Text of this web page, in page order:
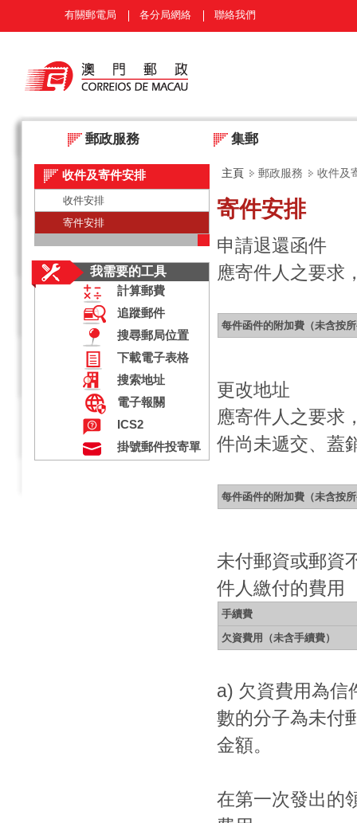
有關郵電局 各分局網絡 聯絡我們
郵政服務 集郵
收件及寄件安排
收件安排
寄件安排
我需要的工具
計算郵費
追蹤郵件
搜尋郵局位置
下載電子表格
搜索地址
電子報關
ICS2
掛號郵件投寄單
主頁 郵政服務 收件及
寄件安排
申請退還函件
應寄件人之要求
每件函件的附加費（未含按
更改地址
應寄件人之要求
件尚未遞交、蓋
每件函件的附加費（未含按
未付郵資或郵資
件人繳付的費用
手續費
欠資費用（未含手續費）
a) 欠資費用為信
數的分子為未付
金額。
在第一次發出的